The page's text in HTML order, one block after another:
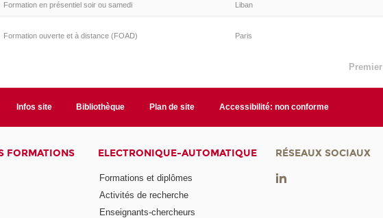
Formation en présentiel soir ou samedi Liban
Formation ouverte et à distance (FOAD) Paris
Premier
Infos site Bibliothèque Plan de site Accessibilité: non conforme
FORMATIONS ELECTRONIQUE-AUTOMATIQUE
Formations et diplômes
Activités de recherche
Enseignants-chercheurs
RÉSEAUX SOCIAUX